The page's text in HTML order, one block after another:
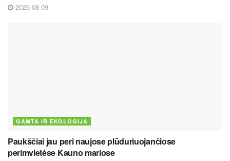
2026 08 09
GAMTA IR EKOLOGIJA
Paukščiai jau peri naujose plūduriuojančiose
perimvietėse Kauno mariose